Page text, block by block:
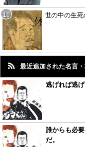
世の中の生死
最近追加された名言
逃げれば逃
誰からも必
だ。